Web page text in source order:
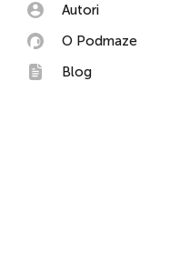
Autori
O Podmaze
Blog